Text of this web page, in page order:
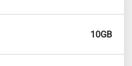
10GB